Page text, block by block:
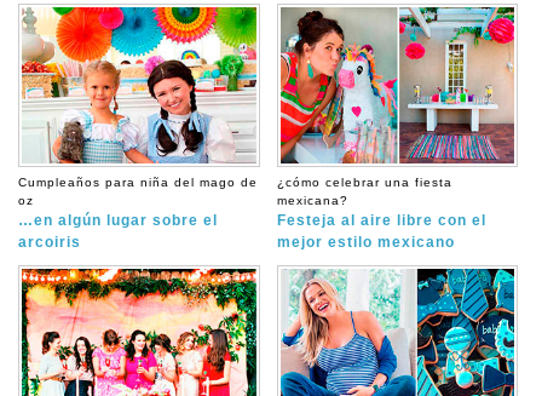
Cumpleaños para niña del mago de
oz
…en algún lugar sobre el
arcoiris
¿cómo celebrar una fiesta
mexicana?
Festeja al aire libre con el
mejor estilo mexicano